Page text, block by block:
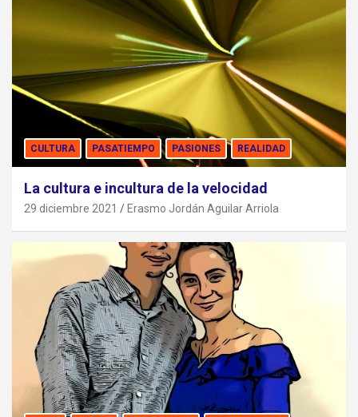
CULTURA PASATIEMPO PASIONES REALIDAD
La cultura e incultura de la velocidad
29 diciembre 2021 Erasmo Jordán Aguilar Arriola